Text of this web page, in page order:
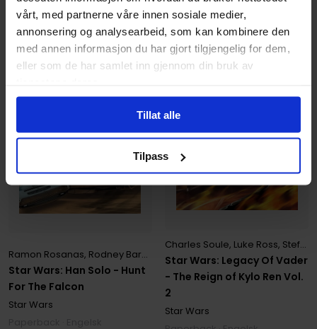
vårt, med partnerne våre innen sosiale medier,
annonsering og analysearbeid, som kan kombinere den
med annen informasjon du har gjort tilgjengelig for dem,
eller som de har samlet inn gjennom din bruk av
Tillat alle
Tilpass
Star Wars: Han Solo - Hunt
For The Falcon
Ramon Rosanas, Rodney Barnes
Star Wars
Star Wars: Legacy Of Vader
- The Reign of Kylo Ren Vol.
2
Charles Soule, Luke Ross, Stefano Raffaele
Star Wars